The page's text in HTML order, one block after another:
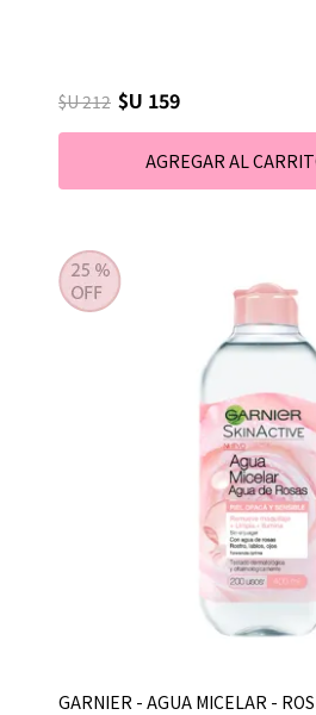
$U 212 $U 159
GARNIER - AGUA MICELAR -